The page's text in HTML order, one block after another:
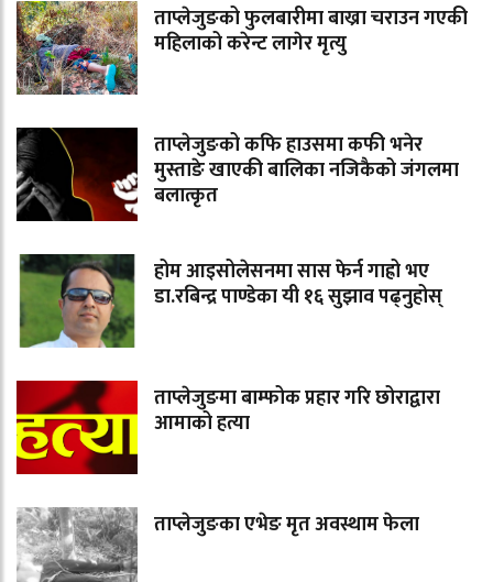
ताप्लेजुङको फुलबारीमा बाख्रा चराउन गएकी
महिलाको करेन्ट लागेर मृत्यु
ताप्लेजुङको कफि हाउसमा कफी भनेर
मुस्ताङे खाएकी बालिका नजिकैको जंगलमा
बलात्कृत
होम आइसोलेसनमा सास फेर्न गाह्रो भए
डा.रबिन्द्र पाण्डेका यी १६ सुझाव पढ्नुहोस्
ताप्लेजुङमा बाम्फोक प्रहार गरि छोराद्वारा
आमाको हत्या
ताप्लेजुङका एभेङ मृत अवस्थाम फेला